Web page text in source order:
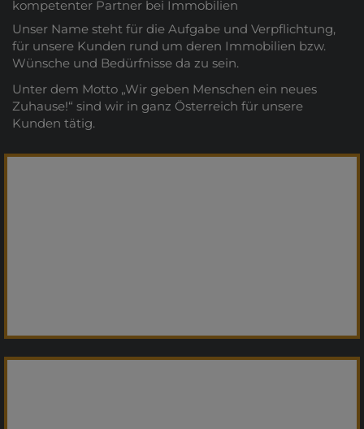
kompetenter Partner bei Immobilien
Unser Name steht für die Aufgabe und Verpflichtung,
für unsere Kunden rund um deren Immobilien bzw.
Wünsche und Bedürfnisse da zu sein.
Unter dem Motto „Wir geben Menschen ein neues
Zuhause!“ sind wir in ganz Österreich für unsere
Kunden tätig.